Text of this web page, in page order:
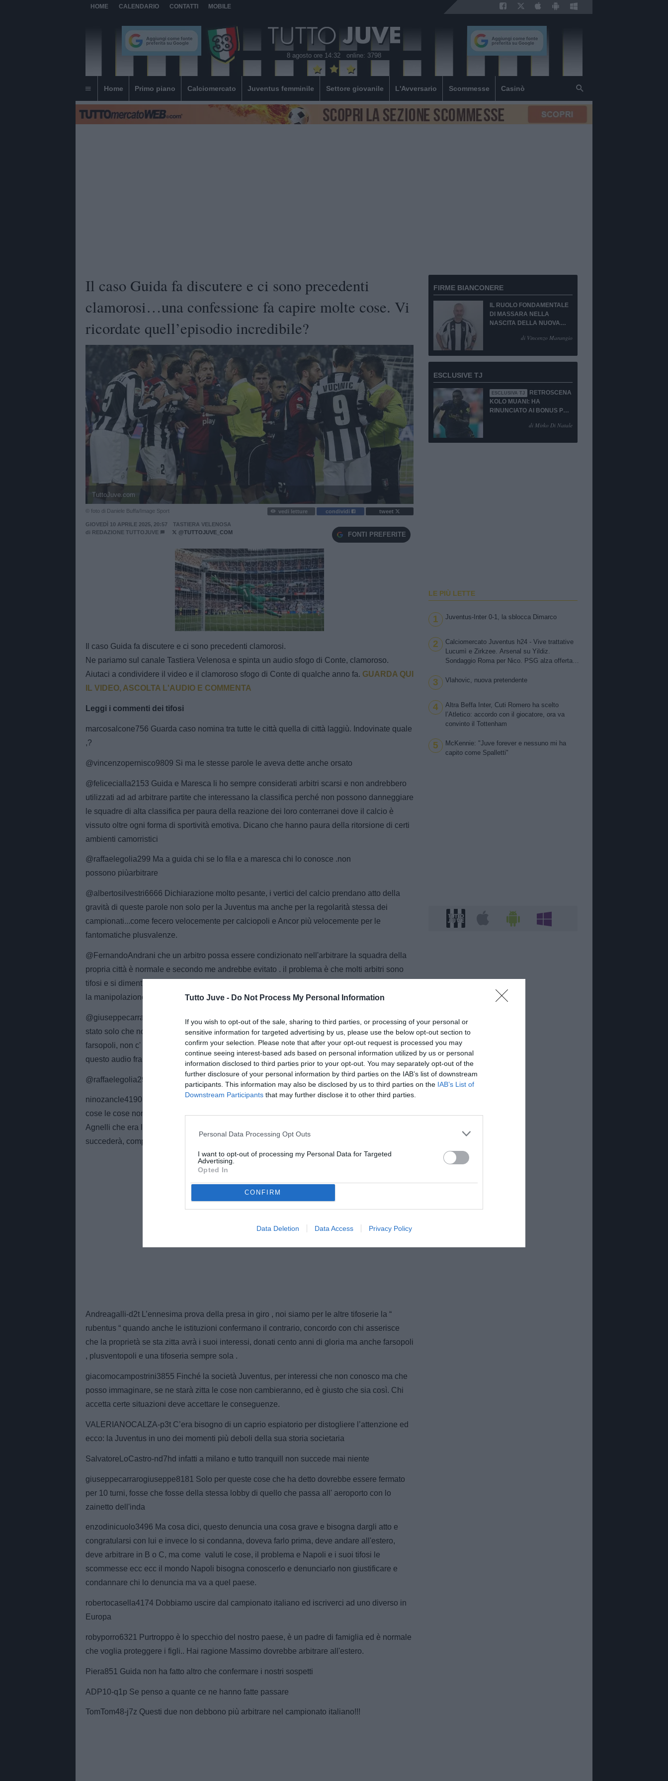
Tutto Juve - Do Not Process My Personal Information
If you wish to opt-out of the sale, sharing to third parties, or processing of your personal or
sensitive information for targeted advertising by us, please use the below opt-out section to
confirm your selection. Please note that after your opt-out request is processed you may
continue seeing interest-based ads based on personal information utilized by us or personal
information disclosed to third parties prior to your opt-out. You may separately opt-out of the
further disclosure of your personal information by third parties on the IAB’s list of downstream
participants. This information may also be disclosed by us to third parties on the IAB’s List of
Downstream Participants that may further disclose it to other third parties.
Personal Data Processing Opt Outs
I want to opt-out of processing my Personal Data for Targeted
Advertising.
Opted In
CONFIRM
Data Deletion Data Access Privacy Policy
HOME CALENDARIO CONTATTI MOBILE
8 agosto ore 14:32 online: 3798
Home Primo piano Calciomercato Juventus femminile Settore giovanile L'Avversario Scommesse Casinò
Il caso Guida fa discutere e ci sono precedenti
clamorosi…una confessione fa capire molte cose. Vi
ricordate quell’episodio incredibile?
TuttoJuve.com
© foto di Daniele Buffa/Image Sport vedi letture condividi tweet
GIOVEDÌ 10 APRILE 2025, 20:57
TASTIERA VELENOSA
di REDAZIONE TUTTOJUVE @TUTTOJUVE_COM FONTI PREFERITE
Loaded :
100.00%
Il caso Guida fa discutere e ci sono precedenti clamorosi.
Ne pariamo sul canale Tastiera Velenosa e spinta un audio sfogo di Conte, clamoroso.
Aiutaci a condividere il video e il clamoroso sfogo di Conte di qualche anno fa. GUARDA QUI
IL VIDEO, ASCOLTA L'AUDIO E COMMENTA
Leggi i commenti dei tifosi
marcosalcone756 Guarda caso nomina tra tutte le città quella di città laggiù. Indovinate quale
,?
@vincenzopernisco9809 Si ma le stesse parole le aveva dette anche orsato
@felicecialla2153 Guida e Maresca li ho sempre considerati arbitri scarsi e non andrebbero
utilizzati ad ad arbitrare partite che interessano la classifica perché non possono danneggiare
le squadre di alta classifica per paura della reazione dei loro conterranei dove il calcio è
vissuto oltre ogni forma di sportività emotiva. Dicano che hanno paura della ritorsione di certi
ambienti camorristici
@raffaelegolia299 Ma a guida chi se lo fila e a maresca chi lo conosce .non
possono piùarbitrare
@albertosilvestri6666 Dichiarazione molto pesante, i vertici del calcio prendano atto della
gravità di queste parole non solo per la Juventus ma anche per la regolarità stessa dei
campionati...come fecero velocemente per calciopoli e Ancor più velocemente per le
fantomatiche plusvalenze.
@FernandoAndrani che un arbitro possa essere condizionato nell'arbitrare la squadra della
propria città è normale e secondo me andrebbe evitato . il problema è che molti arbitri sono
tifosi e si dimenticano che un arbitro deve essere assolutamente imparziale. l'errore ci sta ma
la manipolazione no.
@giuseppecarrarogiuse­ppe8181 Più che ombre c'è un vero oblio perché l' audio c'è sempre
stato solo che non bastava occultarlo da dazn ci sono anche le enti terze vi ricordate
farsopoli, non c' era solo la tim Telecom, c' era Vodafone,Linkem , wind , e cosi via , è se
questo audio fra due mesi saltasse fuori cosa succederebbe? Dopo avere patteggiato?
@raffaelegolia299 I due arbitri non possono piu arbitrare
ninozancle4190 Fino a quando la società Juventus rimane silente e assente rispetto a certe
cose le cose non cambieranno e i cartonati vinceranno ancora a lungo!!!! Hanno eliminato
Agnelli che era l’unico che non stava zitto e adesso questo è quello che succede e
succederà, compresa la multa ridicola a Lautaro decisa in un ristorante di Milano!!!!
Andreagalli-d2t L’ennesima prova della presa in giro , noi siamo per le altre tifoserie la “
rubentus “ quando anche le istituzioni confermano il contrario, concordo con chi asserisce
che la proprietà se sta zitta avrà i suoi interessi, donati cento anni di gloria ma anche farsopoli
, plusventopoli e una tifoseria sempre sola .
giacomocampostrini38­55 Finché la società Juventus, per interessi che non conosco ma che
posso immaginare, se ne starà zitta le cose non cambieranno, ed è giusto che sia così. Chi
accetta certe situazioni deve accettare le conseguenze.
VALERIANOCALZA-p3t C’era bisogno di un caprio espiatorio per distogliere l’attenzione ed
ecco: la Juventus in uno dei momenti più deboli della sua storia societaria
SalvatoreLoCastro-nd7hd infatti a milano e tutto tranquill non succede mai niente
giuseppecarrarogiuse­ppe8181 Solo per queste cose che ha detto dovrebbe essere fermato
per 10 turni, fosse che fosse della stessa lobby di quello che passa all' aeroporto con lo
zainetto dell'inda
enzodinicuolo3496 Ma cosa dici, questo denuncia una cosa grave e bisogna dargli atto e
congratularsi con lui e invece lo si condanna, doveva farlo prima, deve andare all'estero,
deve arbitrare in B o C, ma come valuti le cose, il problema e Napoli e i suoi tifosi le
scommesse ecc ecc il mondo Napoli bisogna conoscerlo e denunciarlo non giustificare e
condannare chi lo denuncia ma va a quel paese.
robertocasella4174 Dobbiamo uscire dal campionato italiano ed iscriverci ad uno diverso in
Europa
robyporro6321 Purtroppo è lo specchio del nostro paese, è un padre di famiglia ed è normale
che voglia proteggere i figli.. Hai ragione Massimo dovrebbe arbitrare all'estero.
Piera851 Guida non ha fatto altro che confermare i nostri sospetti
ADP10-q1p Se penso a quante ce ne hanno fatte passare
TomTom48-j7z Questi due non debbono più arbitrare nel campionato italiano!!!
FIRME BIANCONERE
IL RUOLO FONDAMENTALE
DI MASSARA NELLA
NASCITA DELLA NUOVA
di Vincenzo Marangio
ESCLUSIVE TJ
ESCLUSIVA TJ
RETROSCENA
KOLO MUANI: HA
RINUNCIATO AI BONUS PUR
di Mirko Di Natale
LE PIÙ LETTE
1 Juventus-Inter 0-1, la sblocca Dimarco
2
Calciomercato Juventus h24 - Vive trattative
Lucumì e Zirkzee. Arsenal su Yildiz.
Sondaggio Roma per Nico. PSG alza offerta
Zhegrova non vuole partire. Sorloth sul
3 Vlahovic, nuova pretendente
4
Altra Beffa Inter, Cuti Romero ha scelto
l’Atletico: accordo con il giocatore, ora va
convinto il Tottenham
5
McKennie: "Juve forever e nessuno mi ha
capito come Spalletti"